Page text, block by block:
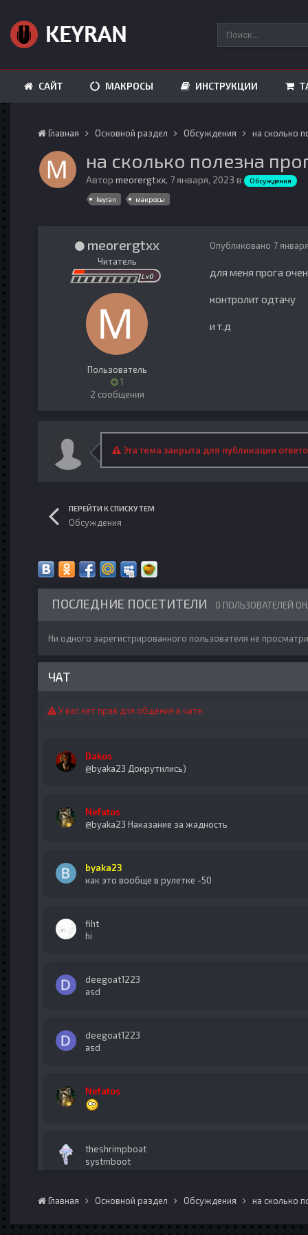
САЙТ МАКРОСЫ ИНСТРУКЦИИ
Главная Основной раздел Обсуждения на сколько
на сколько полезна
Автор meorergtxx, 7 января, 2023 в Обсуждения
keyran макросы
meorergtxx
Читатель
Пользователь
1
2 сообщения
Опубликовано 7
для меня прога
контролит одтачу
и т.д
Эта тема закрыта для публикации
ПЕРЕЙТИ К СПИСКУ ТЕМ
Обсуждения
ПОСЛЕДНИЕ ПОСЕТИТЕЛИ 0 ПОЛЬЗОВАТЕЛЕЙ
Ни одного зарегистрированного пользователя не
ЧАТ
У вас нет прав для общения в чате.
Dakos
@byaka23 Докрутились)
Nefatos
@byaka23 Наказание за жадность
byaka23
как это вообще в рулетке -50
fiht
hi
deegoat1223
asd
deegoat1223
asd
Nefatos
theshrimpboat
systmboot
theshrimpboat
Главная Основной раздел Обсуждения на сколько